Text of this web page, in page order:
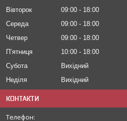
Вівторок
09:00
18:00
Середа
09:00
18:00
Четвер
09:00
18:00
Пʼятниця
10:00
18:00
Субота
Вихідний
Неділя
Вихідний
КОНТАКТИ